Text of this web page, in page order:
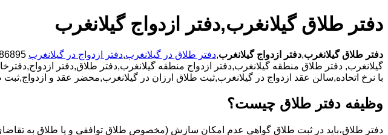
دفتر طلاق گیلانغرب,دفتر ازدواج گیلانغرب
دفتر طلاق گیلانغرب,دفتر ازدواج گیلانغرب,دفتر طلاق در گیلانغرب,دفتر ازدواج در گیلانغرب
گیلانغرب, دفتر طلاق منطقه گیلانغرب,دفتر ازدواج منطقه گیلانغرب,دفتر طلاق,دفتر
با نرخ اتحاده,سالن عقد ازدواج در گیلانغرب,ثبت طلاق ارزان در گیلانغرب,محضر عقد و
وظیفه دفتر طلاق چیست؟